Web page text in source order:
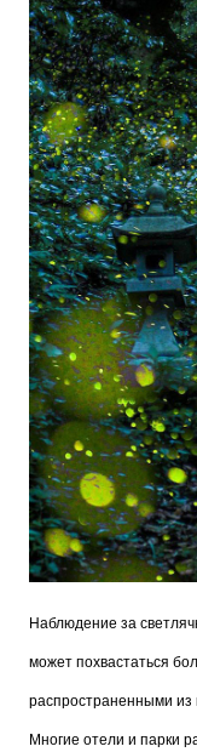
Наблюдение за
может похвастаться
распространенными из
Многие отели и парки